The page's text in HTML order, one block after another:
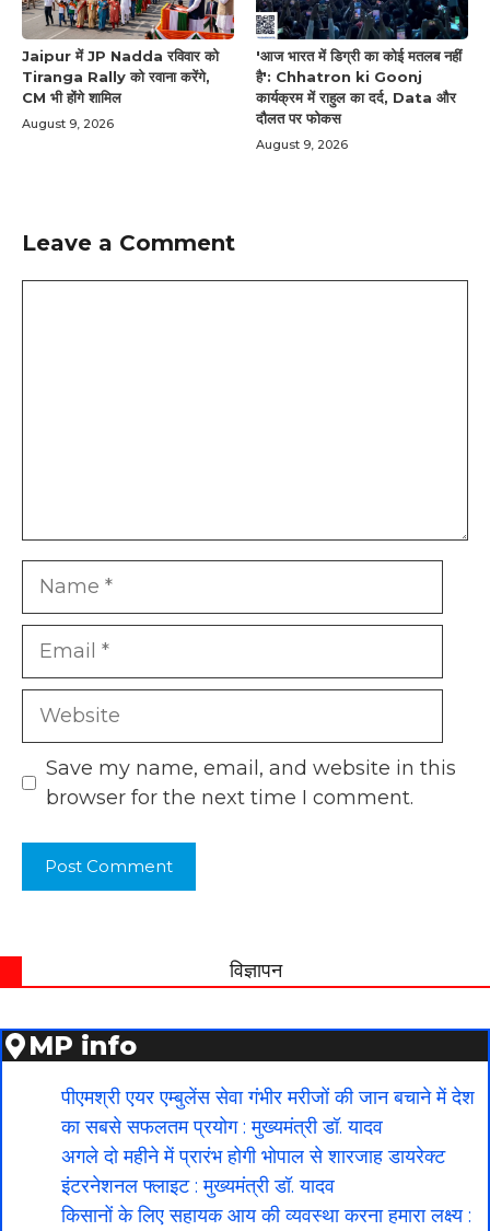
Jaipur में JP Nadda रविवार को
Tiranga Rally को रवाना करेंगे,
CM भी होंगे शामिल
August 9, 2026
'आज भारत में डिग्री का कोई मतलब नहीं
है': Chhatron ki Goonj
कार्यक्रम में राहुल का दर्द, Data और
दौलत पर फोकस
August 9, 2026
Leave a Comment
Name
Email
Website
Save my name, email, and website in this
browser for the next time I comment.
विज्ञापन
MP info
पीएमश्री एयर एम्बुलेंस सेवा गंभीर मरीजों की जान बचाने में देश
का सबसे सफलतम प्रयोग : मुख्यमंत्री डॉ. यादव
अगले दो महीने में प्रारंभ होगी भोपाल से शारजाह डायरेक्ट
इंटरनेशनल फ्लाइट : मुख्यमंत्री डॉ. यादव
किसानों के लिए सहायक आय की व्यवस्था करना हमारा लक्ष्य :